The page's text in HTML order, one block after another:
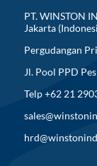
PT. WINSTON
Jakarta
Pergudangan
Jl. Pool PPD
Telp +62 21